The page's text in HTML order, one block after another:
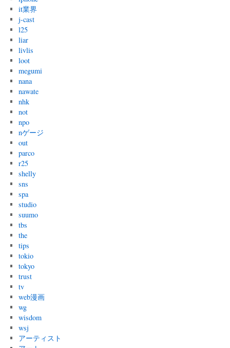
it業界
j-cast
l25
liar
livlis
loot
megumi
nana
nawate
nhk
not
npo
nゲージ
out
parco
r25
shelly
sns
spa
studio
suumo
tbs
the
tips
tokio
tokyo
trust
tv
web漫画
wg
wisdom
wsj
アーティスト